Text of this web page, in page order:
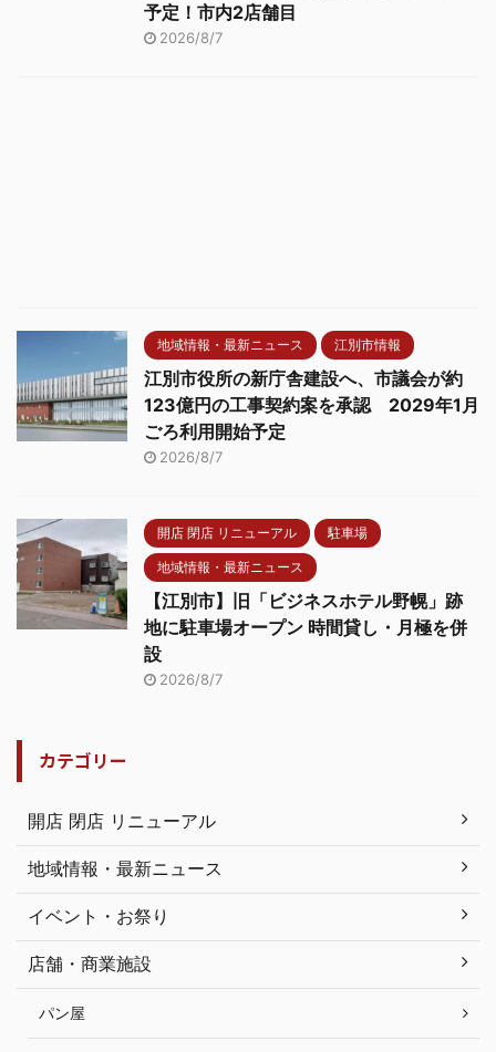
予定！市内2店舗目
2026/8/7
地域情報・最新ニュース 江別市情報
江別市役所の新庁舎建設へ、市議会が約
123億円の工事契約案を承認 2029年1月
ごろ利用開始予定
2026/8/7
開店 閉店 リニューアル 駐車場
地域情報・最新ニュース
【江別市】旧「ビジネスホテル野幌」跡
地に駐車場オープン 時間貸し・月極を併
設
2026/8/7
カテゴリー
開店 閉店 リニューアル
地域情報・最新ニュース
イベント・お祭り
店舗・商業施設
パン屋